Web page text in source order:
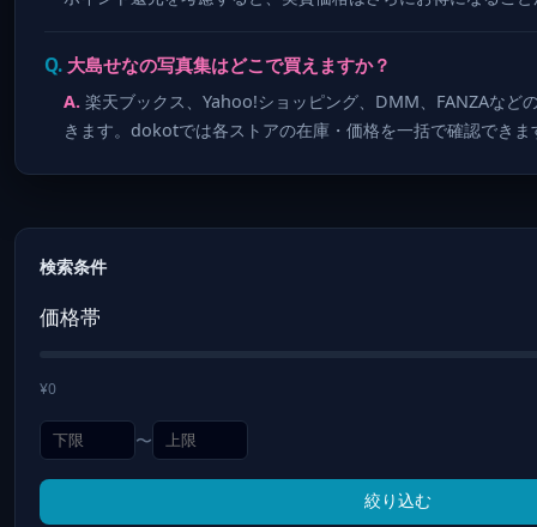
検索条件
価格帯
¥0
〜
絞り込む
大島せなの写真集はどこで買えますか？
楽天ブックス、Yahoo!ショッピング、DMM、FANZAなど
きます。dokotでは各ストアの在庫・価格を一括で確認できま